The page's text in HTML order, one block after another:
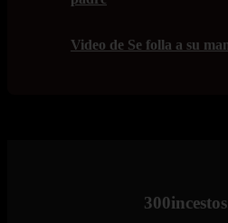
Video de Se folla a su